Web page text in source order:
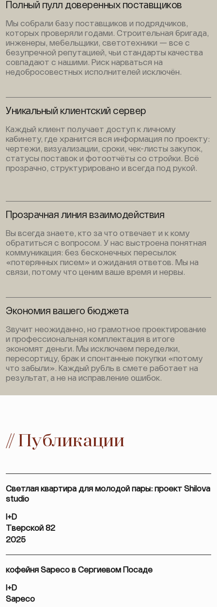
Полный пулл доверенных поставщиков
Мы собрали базу поставщиков и подрядчиков,
которых проверяли годами. Строительная бригада,
инженеры, мебельщики, светотехники — все с
безупречной репутацией, чьи стандарты качества
совпадают с нашими. Риск нарваться на
недобросовестных исполнителей исключён.
Уникальный клиентский сервер
Каждый клиент получает доступ к личному
кабинету, где хранится вся информация по проекту:
чертежи, визуализации, сроки, чек-листы закупок,
статусы поставок и фотоотчёты со стройки. Всё
прозрачно, структурировано и всегда под рукой.
Прозрачная линия взаимодействия
Вы всегда знаете, кто за что отвечает и к кому
обратиться с вопросом. У нас выстроена понятная
коммуникация: без бесконечных пересылок
«потерянных писем» и ожидания ответов. Мы на
связи, потому что ценим ваше время и нервы.
Экономия вашего бюджета
Звучит неожиданно, но грамотное проектирование
и профессиональная комплектация в итоге
экономят деньги. Мы исключаем переделки,
пересортицу, брак и спонтанные покупки «потому
что забыли». Каждый рубль в смете работает на
результат, а не на исправление ошибок.
// Публикации
Светлая квартира для молодой пары: проект Shilova
studio
I+D
Тверской 82
2025
кофейня Sapeco в Сергиевом Посаде
I+D
Sapeco